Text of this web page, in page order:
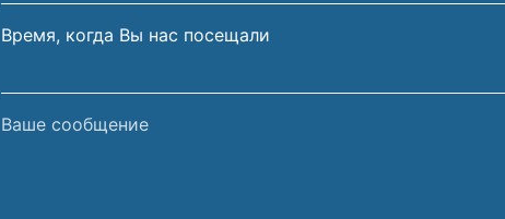
Время, когда Вы нас посещали
Ваше